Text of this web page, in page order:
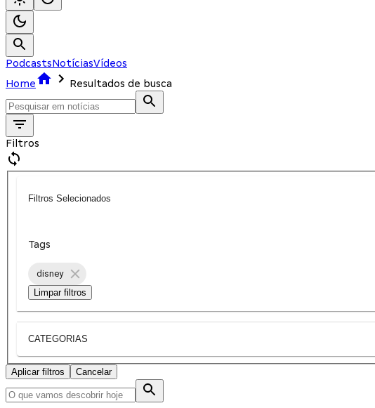
PodcastsNotíciasVídeos
Home
Resultados de busca
Filtros
Filtros Selecionados
Tags
disney
Limpar filtros
CATEGORIAS
Aplicar filtros Cancelar